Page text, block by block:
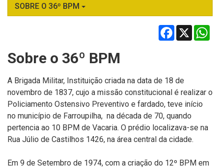
busca
SOBRE O 36º BPM
Facebook
X
Sobre o 36º BPM
A Brigada Militar, Instituição criada na data de 18 de
novembro de 1837, cujo a missão constitucional é realizar o
Policiamento Ostensivo Preventivo e fardado, teve início
no município de Farroupilha, na década de 70, quando
pertencia ao 10 BPM de Vacaria. O prédio localizava-se na
Rua Júlio de Castilhos 1426, na área central da cidade.
Em 9 de Setembro de 1974, com a criação do 12º BPM em